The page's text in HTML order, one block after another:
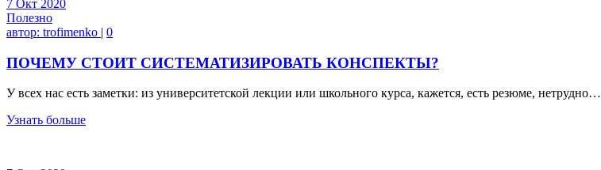
7 Окт 2020
Полезно
автор: trofimenko | 0
ПОЧЕМУ СТОИТ СИСТЕМАТИЗИРОВАТЬ КОНСПЕКТЫ?
У всех нас есть заметки: из университетской лекции или школьного курса, кажется, есть резюме, нетрудно…
Узнать больше